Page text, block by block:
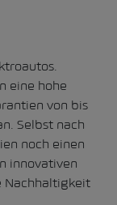
eine hohe
von bis
Selbst nach
noch einen
innovativen
Nachhaltigkeit